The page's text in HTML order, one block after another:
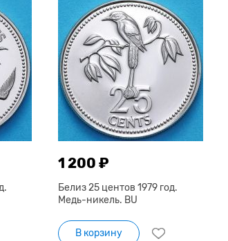
1 200 ₽
Белиз 25 центов 1979 год.
Медь-никель. BU
В корзину